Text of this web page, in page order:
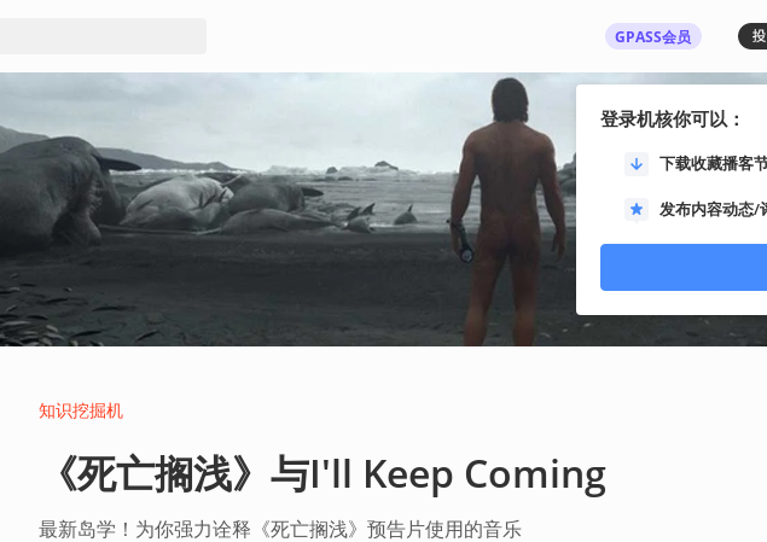
GPASS会员
登录机核你可以：
下载收藏播客
发布内容动态/
知识挖掘机
《死亡搁浅》与I'll Keep Coming
最新岛学！为你强力诠释《死亡搁浅》预告片使用的音乐